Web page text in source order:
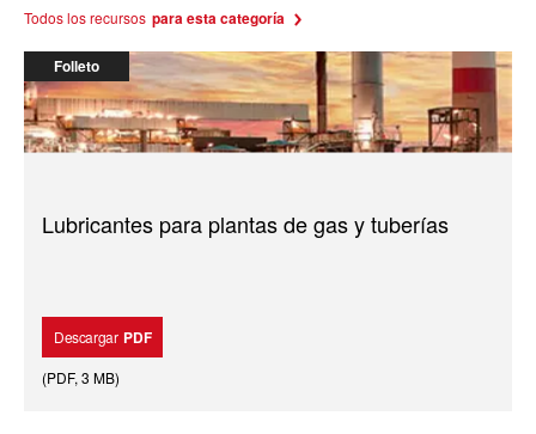
Todos los recursos para esta categoría
Folleto
Lubricantes para plantas de gas y tuberías
Descargar PDF
(PDF, 3 MB)